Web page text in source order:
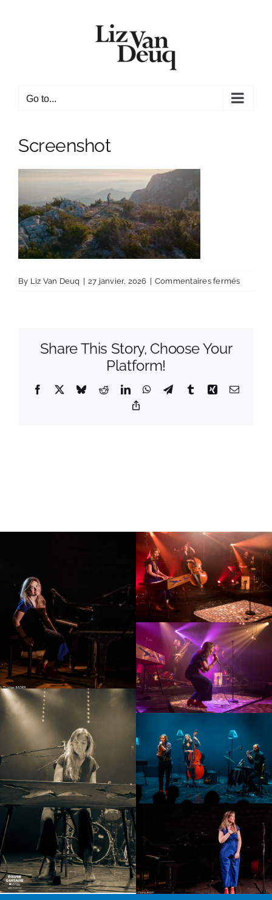
Go to...
Screenshot
By Liz Van Deuq 27 janvier, 2026 Commentaires ferméssur
Share This Story, Choose Your
Platform!
Facebook BlueskyRedditLinkedInWhatsApp
TelegramTumblrXing Email